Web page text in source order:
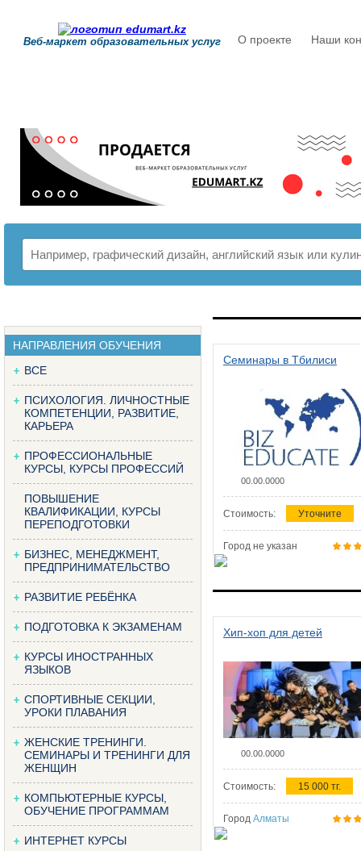
Веб-маркет образовательных услуг О проекте Наши
НАПРАВЛЕНИЯ ОБУЧЕНИЯ
ВСЕ
ПСИХОЛОГИЯ. ЛИЧНОСТНЫЕ
КОМПЕТЕНЦИИ, РАЗВИТИЕ,
КАРЬЕРА
ПРОФЕССИОНАЛЬНЫЕ
КУРСЫ, КУРСЫ ПРОФЕССИЙ
ПОВЫШЕНИЕ
КВАЛИФИКАЦИИ, КУРСЫ
ПЕРЕПОДГОТОВКИ
БИЗНЕС, МЕНЕДЖМЕНТ,
ПРЕДПРИНИМАТЕЛЬСТВО
РАЗВИТИЕ РЕБЁНКА
ПОДГОТОВКА К ЭКЗАМЕНАМ
КУРСЫ ИНОСТРАННЫХ
ЯЗЫКОВ
СПОРТИВНЫЕ СЕКЦИИ,
УРОКИ ПЛАВАНИЯ
ЖЕНСКИЕ ТРЕНИНГИ.
СЕМИНАРЫ И ТРЕНИНГИ ДЛЯ
ЖЕНЩИН
КОМПЬЮТЕРНЫЕ КУРСЫ,
ОБУЧЕНИЕ ПРОГРАММАМ
ИНТЕРНЕТ КУРСЫ
Семинары в Тбилиси
00.00.0000
Стоимость: Уточните
Город не указан
Хип-хоп для детей
00.00.0000
Стоимость: 15 000 тг.
Город Алматы